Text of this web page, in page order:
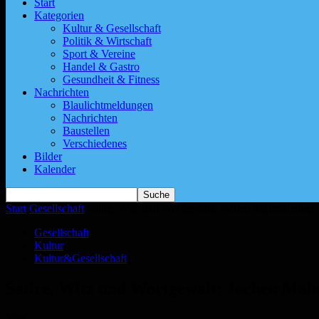
Start
Kategorien
Kultur & Gesellschaft
Politik & Wirtschaft
Sport & Vereine
Handel & Gastro
Gesundheit & Fitness
Nachrichten
Blaulichtmeldungen
Nachrichten
Baustellen
Verschiedenes
Bilder
Kalender
Start Gesellschaft
Gesellschaft
Kultur
Kultur&Gesellschaft